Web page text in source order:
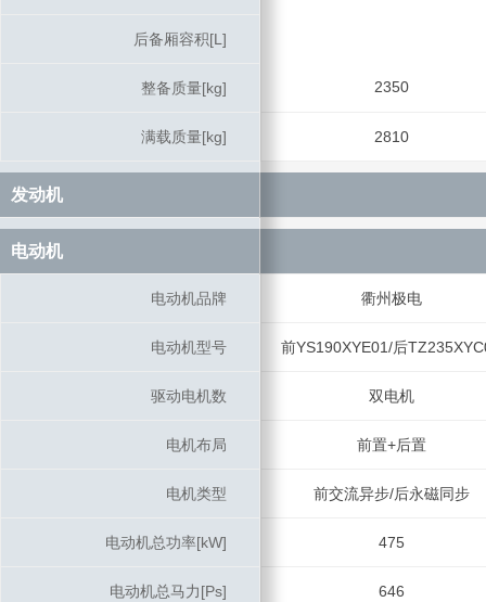
后备厢容积[L]
整备质量[kg] 2350
满载质量[kg] 2810
发动机
电动机
电动机品牌 衢州极电
电动机型号 前YS190XYE01/后
驱动电机数 双电机
电机布局 前置+后置
电机类型 前交流异步/后永磁同步
电动机总功率[kW] 475
电动机总马力[Ps] 646
后备厢容积[L]
整备质量[kg]
满载质量[kg]
发动机
电动机
电动机品牌
电动机型号
驱动电机数
电机布局
电机类型
电动机总功率[kW]
电动机总马力[Ps]